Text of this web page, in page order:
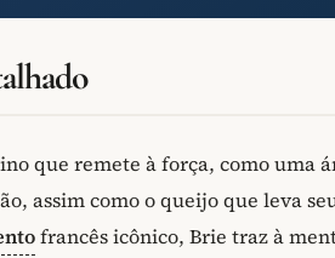
que remete à força, como uma
assim como o queijo que leva
francês icônico, Brie traz à